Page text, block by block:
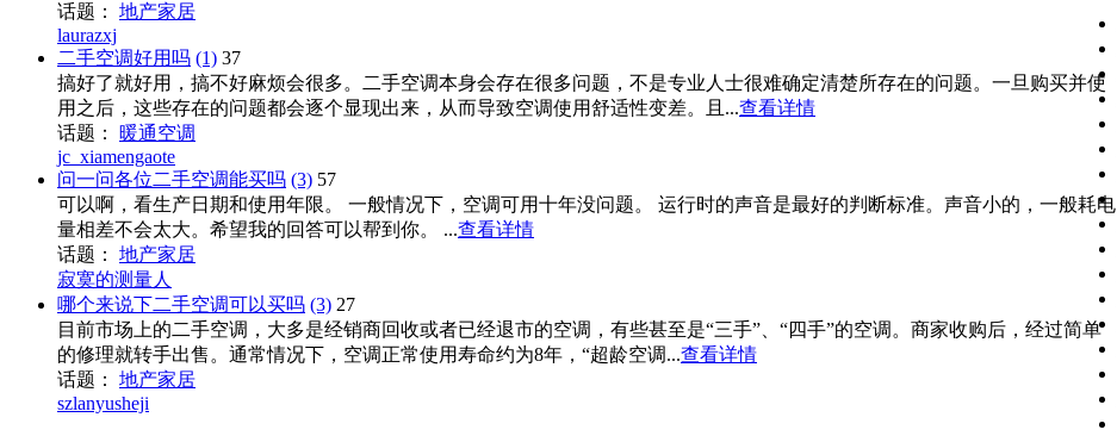
话题：
地产家居
laurazxj
二手空调好用吗 (1) 37
搞好了就好用，搞不好麻烦会很多。二手空调本身会存在很多问题，不是专业人士很难确定清楚所存在的问题。一旦购买并使
用之后，这些存在的问题都会逐个显现出来，从而导致空调使用舒适性变差。且...查看详情
话题：
暖通空调
jc_xiamengaote
问一问各位二手空调能买吗 (3) 57
可以啊，看生产日期和使用年限。 一般情况下，空调可用十年没问题。 运行时的声音是最好的判断标准。声音小的，一般耗电
量相差不会太大。希望我的回答可以帮到你。 ...查看详情
话题：
地产家居
寂寞的测量人
哪个来说下二手空调可以买吗 (3) 27
目前市场上的二手空调，大多是经销商回收或者已经退市的空调，有些甚至是“三手”、“四手”的空调。商家收购后，经过简单
的修理就转手出售。通常情况下，空调正常使用寿命约为8年，“超龄空调...查看详情
话题：
地产家居
szlanyusheji